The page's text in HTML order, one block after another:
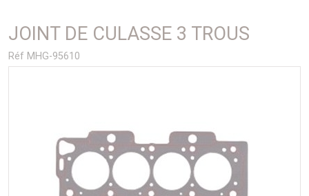
JOINT DE CULASSE 3 TROUS
Réf MHG-95610